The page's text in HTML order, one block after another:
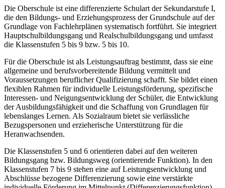
Die Oberschule ist eine differenzierte Schulart der Sekundarstufe I,
die den Bildungs- und Erziehungsprozess der Grundschule auf der
Grundlage von Fachlehrplänen systematisch fortführt. Sie integriert
Hauptschulbildungsgang und Realschulbildungsgang und umfasst
die Klassenstufen 5 bis 9 bzw. 5 bis 10.
Für die Oberschule ist als Leistungsauftrag bestimmt, dass sie eine
allgemeine und berufsvorbereitende Bildung vermittelt und
Voraussetzungen beruflicher Qualifizierung schafft. Sie bildet einen
flexiblen Rahmen für individuelle Leistungsförderung, spezifische
Interessen- und Neigungsentwicklung der Schüler, die Entwicklung
der Ausbildungsfähigkeit und die Schaffung von Grundlagen für
lebenslanges Lernen. Als Sozialraum bietet sie verlässliche
Bezugspersonen und erzieherische Unterstützung für die
Heranwachsenden.
Die Klassenstufen 5 und 6 orientieren dabei auf den weiteren
Bildungsgang bzw. Bildungsweg (orientierende Funktion). In den
Klassenstufen 7 bis 9 stehen eine auf Leistungsentwicklung und
Abschlüsse bezogene Differenzierung sowie eine verstärkte